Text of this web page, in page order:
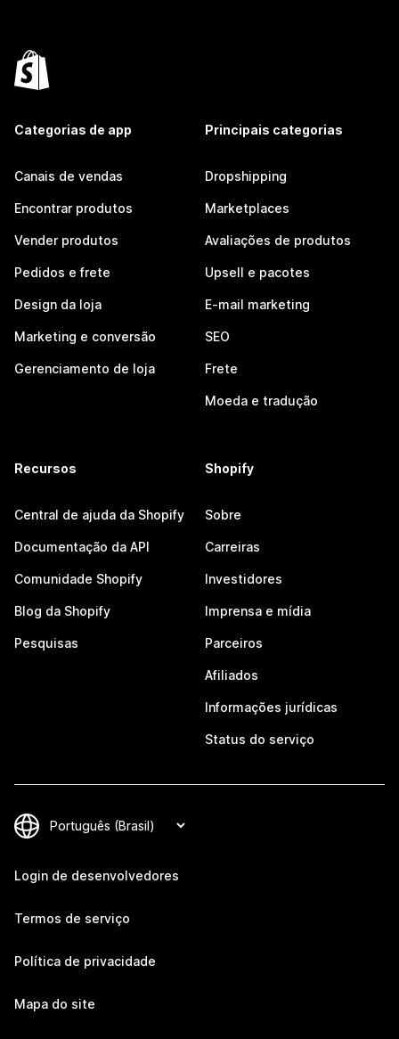
Categorias de app
Canais de vendas
Encontrar produtos
Vender produtos
Pedidos e frete
Design da loja
Marketing e conversão
Gerenciamento de loja
Principais categorias
Dropshipping
Marketplaces
Avaliações de produtos
Upsell e pacotes
E-mail marketing
SEO
Frete
Moeda e tradução
Recursos
Central de ajuda da Shopify
Documentação da API
Comunidade Shopify
Blog da Shopify
Pesquisas
Shopify
Sobre
Carreiras
Investidores
Imprensa e mídia
Parceiros
Afiliados
Informações jurídicas
Status do serviço
Login de desenvolvedores
Termos de serviço
Política de privacidade
Mapa do site